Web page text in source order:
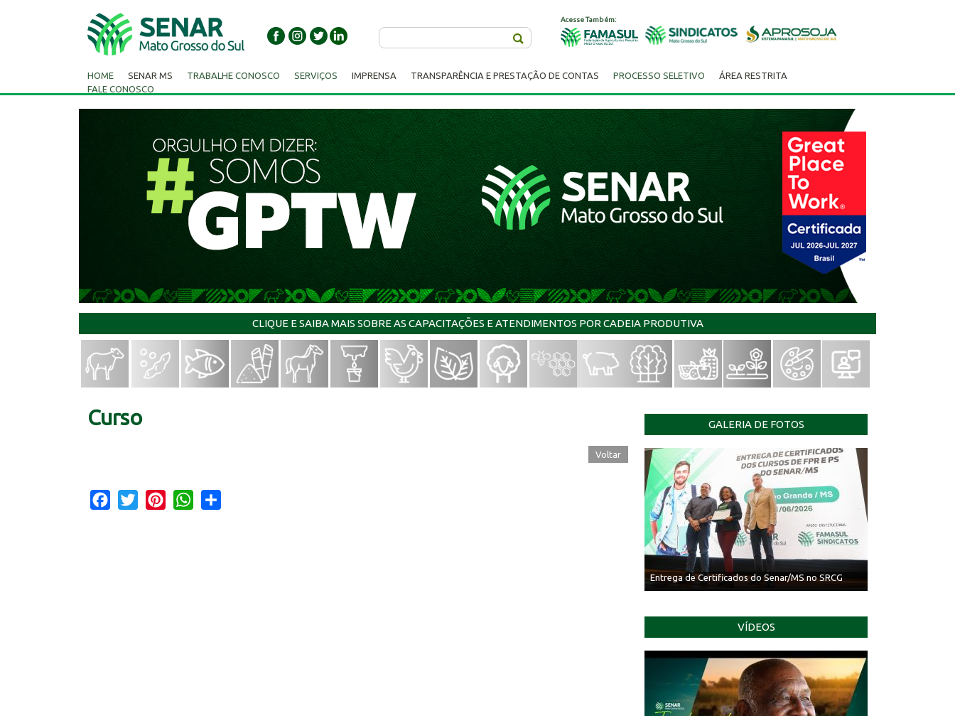
Acesse Também:
HOME SENAR MS TRABALHE CONOSCO SERVIÇOS IMPRENSA TRANSPARÊNCIA E PRESTAÇÃO DE CONTAS PROCESSO SELETIVO
ÁREA RESTRITA
FALE CONOSCO
CLIQUE E SAIBA MAIS SOBRE AS CAPACITAÇÕES E ATENDIMENTOS POR CADEIA PRODUTIVA
GALERIA DE FOTOS
Entrega de Certificados do Senar/MS no SRCG
VÍDEOS
Curso
Voltar
Facebook
Twitter PinterestWhatsApp